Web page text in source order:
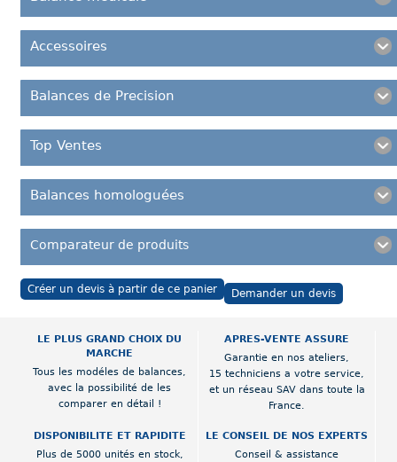
Accessoires
Balances de Precision
Top Ventes
Balances homologuées
Comparateur de produits
Créer un devis à partir de ce panier Demander un devis
LE PLUS GRAND CHOIX DU
MARCHE
Tous les modéles de balances,
avec la possibilité de les
comparer en détail !
APRES-VENTE ASSURE
Garantie en nos ateliers,
15 techniciens a votre service,
et un réseau SAV dans toute la
France.
DISPONIBILITE ET RAPIDITE
Plus de 5000 unités en stock,
LE CONSEIL DE NOS EXPERTS
Conseil & assistance